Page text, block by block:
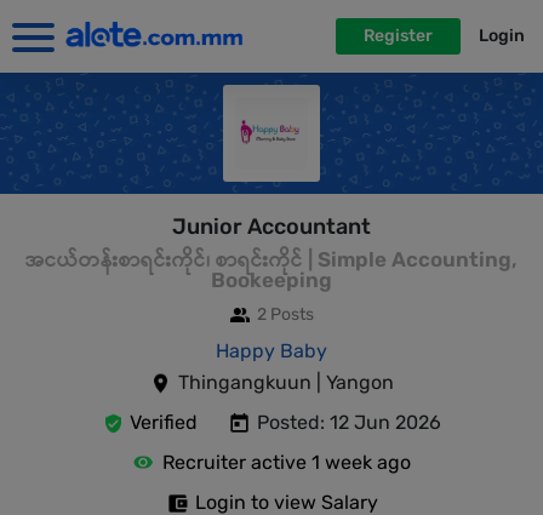
Register Login
Junior Accountant
အငယ်တန်းစာရင်းကိုင်၊ စာရင်းကိုင် | Simple Accounting,
Bookeeping
2 Posts
Happy Baby
Thingangkuun | Yangon
Verified
Posted: 12 Jun 2026
Recruiter active 1 week ago
Login to view Salary